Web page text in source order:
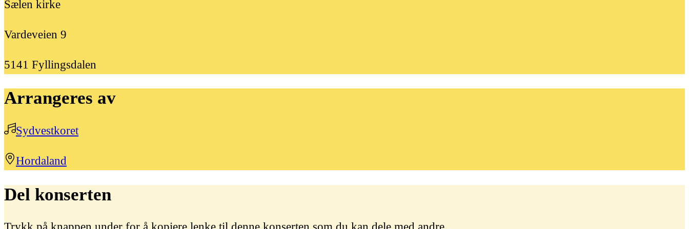
Sælen kirke
Vardeveien 9
5141 Fyllingsdalen
Arrangeres av
Sydvestkoret
Hordaland
Del konserten